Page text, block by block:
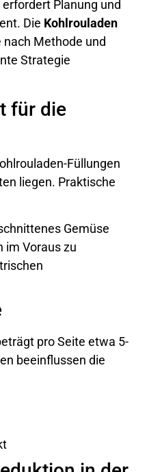
Planung und
Die Kohlrouladen
nach Methode und
Strategie
für die
Füllungen
liegen. Praktische
Gemüse
im Voraus zu
pro Seite etwa 5-
beeinflussen die